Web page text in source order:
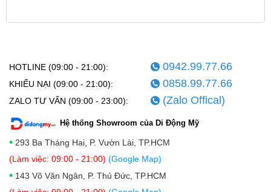
Tuy nhiên, một điểm trừ là Pixel 7a 128GB cũ giá rẻ
có thể là một sự khó chịu cho những người dùng
mong muốn sạc nhanh và tiết kiệm thời gian.
trợ sạc không dây, giúp người dùng tiện lợi hơn trong
việc sạc pin mà không cần dùng cáp.
Có nên muaGoogle Pixel 7a 128GB cũ hay
HOTLINE (09:00 - 21:00): 0942.99.77.66
KHIẾU NẠI (09:00 - 21:00): 0858.99.77.66
ZALO TƯ VẤN (09:00 - 23:00): (Zalo Offical)
Hệ thống Showroom của Di Động Mỹ
• 293 Ba Tháng Hai, P. Vườn Lài, TP.HCM
(Làm việc: 09:00 - 21:00) (Google Map)
• 143 Võ Văn Ngân, P. Thủ Đức, TP.HCM